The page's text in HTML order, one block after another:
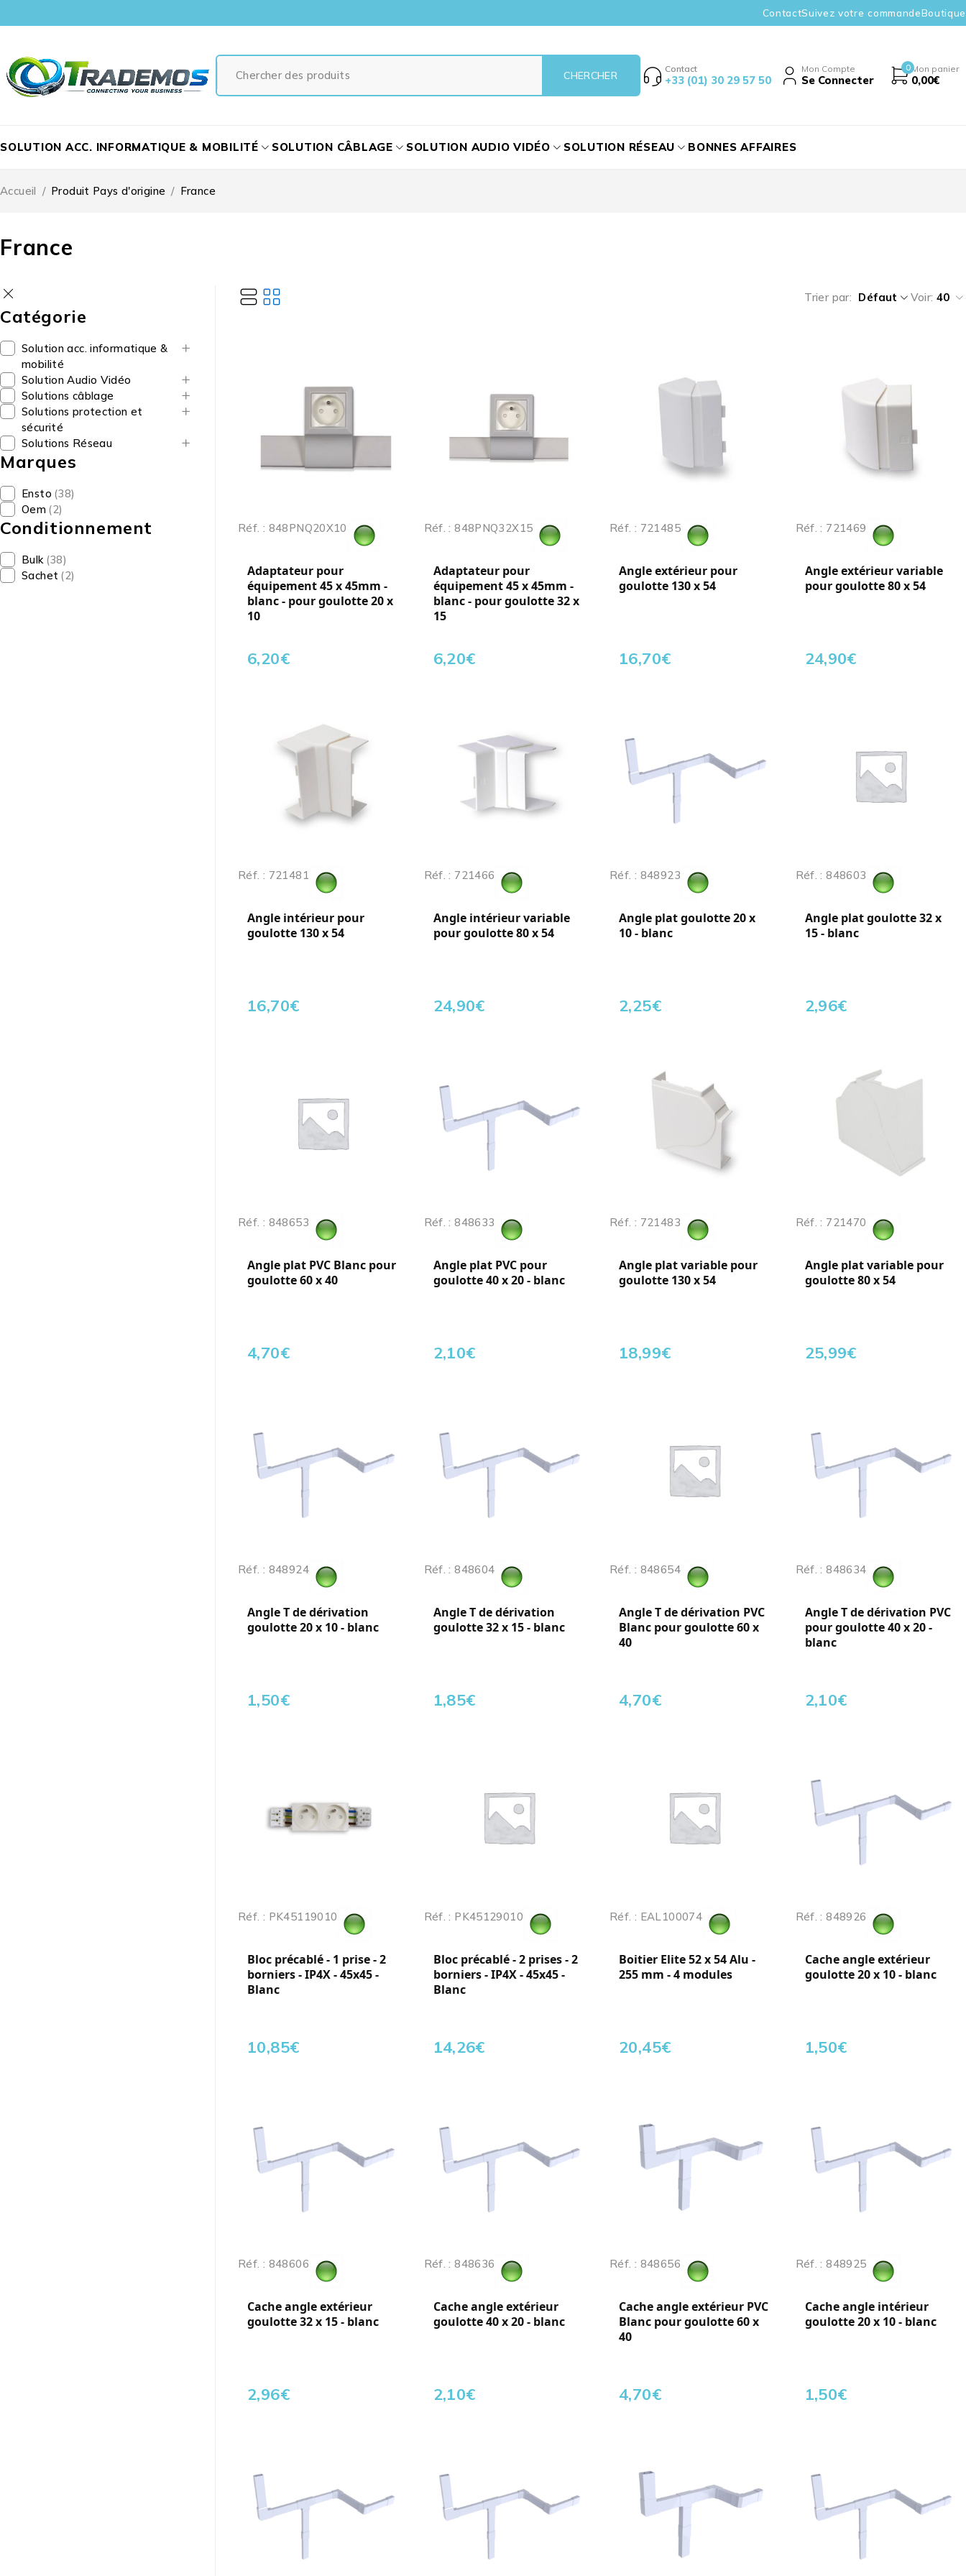
ContactSuivez votre commandeBoutique
Contact
+33 (01) 30 29 57 50
Mon Compte
Se Connecter
0 Mon panier
0,00€
SOLUTION ACC. INFORMATIQUE & MOBILITÉ SOLUTION CÂBLAGE SOLUTION AUDIO VIDÉO SOLUTION RÉSEAU BONNES AFFAIRES
France
Accueil / Produit Pays d'origine / France
Catégorie
Solution acc. informatique &
mobilité
Solution Audio Vidéo
Solutions câblage
Solutions protection et
sécurité
Solutions Réseau
Marques
Ensto (38)
Oem (2)
Conditionnement
Bulk (38)
Sachet (2)
Trier par Défaut Voir: 40
Réf. : 848PNQ20X10
Adaptateur pour
équipement 45 x 45mm -
blanc - pour goulotte 20 x
10
6,20€
Réf. : 848PNQ32X15
Adaptateur pour
équipement 45 x 45mm -
blanc - pour goulotte 32 x
15
6,20€
Réf. : 721485
Angle extérieur pour
goulotte 130 x 54
16,70€
Réf. : 721469
Angle extérieur variable
pour goulotte 80 x 54
24,90€
Réf. : 721481
Angle intérieur pour
goulotte 130 x 54
16,70€
Réf. : 721466
Angle intérieur variable
pour goulotte 80 x 54
24,90€
Réf. : 848923
Angle plat goulotte 20 x
10 - blanc
2,25€
Réf. : 848603
Angle plat goulotte 32 x
15 - blanc
2,96€
Réf. : 848653
Angle plat PVC Blanc pour
goulotte 60 x 40
4,70€
Réf. : 848633
Angle plat PVC pour
goulotte 40 x 20 - blanc
2,10€
Réf. : 721483
Angle plat variable pour
goulotte 130 x 54
18,99€
Réf. : 721470
Angle plat variable pour
goulotte 80 x 54
25,99€
Réf. : 848924
Angle T de dérivation
goulotte 20 x 10 - blanc
1,50€
Réf. : 848604
Angle T de dérivation
goulotte 32 x 15 - blanc
1,85€
Réf. : 848654
Angle T de dérivation PVC
Blanc pour goulotte 60 x
40
4,70€
Réf. : 848634
Angle T de dérivation PVC
pour goulotte 40 x 20 -
blanc
2,10€
Réf. : PK45119010
Bloc précablé - 1 prise - 2
borniers - IP4X - 45x45 -
Blanc
10,85€
Réf. : PK45129010
Bloc précablé - 2 prises - 2
borniers - IP4X - 45x45 -
Blanc
14,26€
Réf. : EAL100074
Boitier Elite 52 x 54 Alu -
255 mm - 4 modules
20,45€
Réf. : 848926
Cache angle extérieur
goulotte 20 x 10 - blanc
1,50€
Réf. : 848606
Cache angle extérieur
goulotte 32 x 15 - blanc
2,96€
Réf. : 848636
Cache angle extérieur
goulotte 40 x 20 - blanc
2,10€
Réf. : 848656
Cache angle extérieur PVC
Blanc pour goulotte 60 x
40
4,70€
Réf. : 848925
Cache angle intérieur
goulotte 20 x 10 - blanc
1,50€